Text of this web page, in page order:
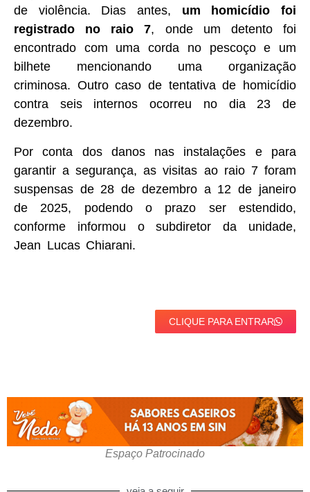
de violência. Dias antes, um homicídio foi
registrado no raio 7, onde um detento foi
encontrado com uma corda no pescoço e um
bilhete mencionando uma organização
criminosa. Outro caso de tentativa de homicídio
contra seis internos ocorreu no dia 23 de
dezembro.
Por conta dos danos nas instalações e para
garantir a segurança, as visitas ao raio 7 foram
suspensas de 28 de dezembro a 12 de janeiro
de 2025, podendo o prazo ser estendido,
conforme informou o subdiretor da unidade,
Jean Lucas Chiarani.
CLIQUE PARA ENTRAR
Espaço Patrocinado